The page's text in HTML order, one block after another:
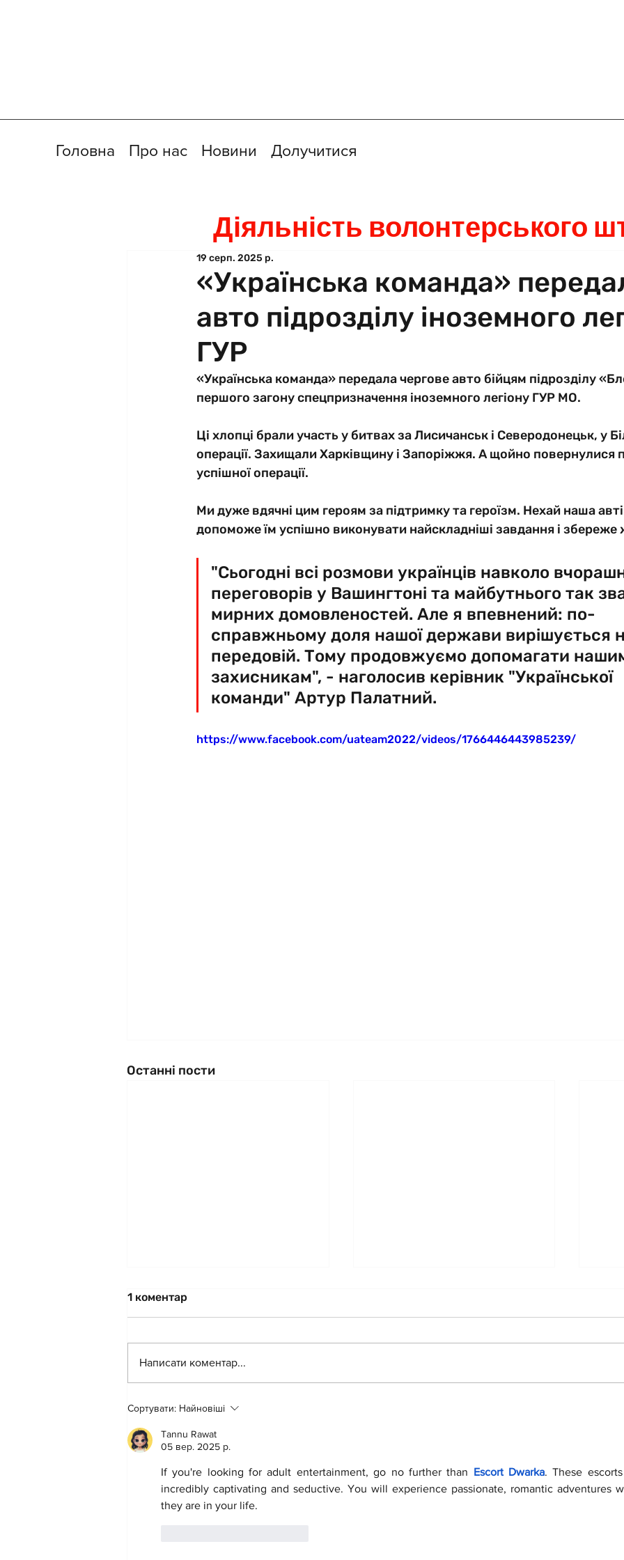
Головна Про нас Новини Долучитися
«Українська команда»
авто підрозділу іноземного
ГУР
19 серп. 2025 р.
«Українська команда» передала чергове авто бійцям підрозділу
першого загону спецпризначення іноземного легіону ГУР МО.
Ці хлопці брали участь у битвах за Лисичанськ і Северодонецьк, у
операції. Захищали Харківщину і Запоріжжя. А щойно повернулися
успішної операції.
Ми дуже вдячні цим героям за підтримку та героїзм. Нехай наша
допоможе їм успішно виконувати найскладніші завдання і збереже
"Сьогодні всі розмови українців навколо
переговорів у Вашингтоні та майбутнього так
мирних домовленостей. Але я впевнений: по-
справжньому доля нашої держави вирішується
передовій. Тому продовжуємо допомагати
захисникам", - наголосив керівник "Української
команди" Артур Палатний.
https://www.facebook.com/uateam2022/videos/1766446443985239/
Останні пости
Сіткомети для захисників
"Української команди" у
Бердичеві
1 коментар
Написати коментар...
Сортувати: Найновіші
Tannu Rawat
05 вер. 2025 р.
If you're looking for adult entertainment, go no further than Escort Dwarka. These
incredibly captivating and seductive. You will experience passionate, romantic adventures
they are in your life.
Діяльність волонтерського